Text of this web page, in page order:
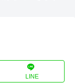
LINE